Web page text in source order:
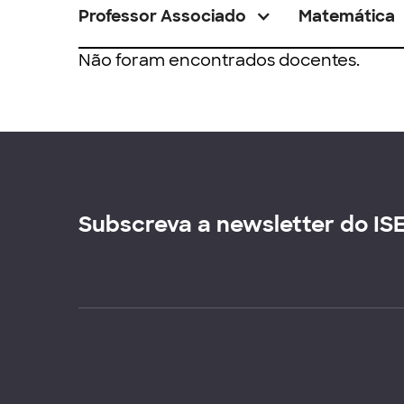
Professor Associado Matemática
Não foram encontrados docentes.
Subscreva a newsletter do